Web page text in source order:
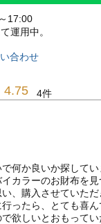
17:00
運用中。
合わせ
4.75 4
何か良いか探してい
カラーのお財布を見
、購入させていただ
ったら、とても喜
欲しいとおもって